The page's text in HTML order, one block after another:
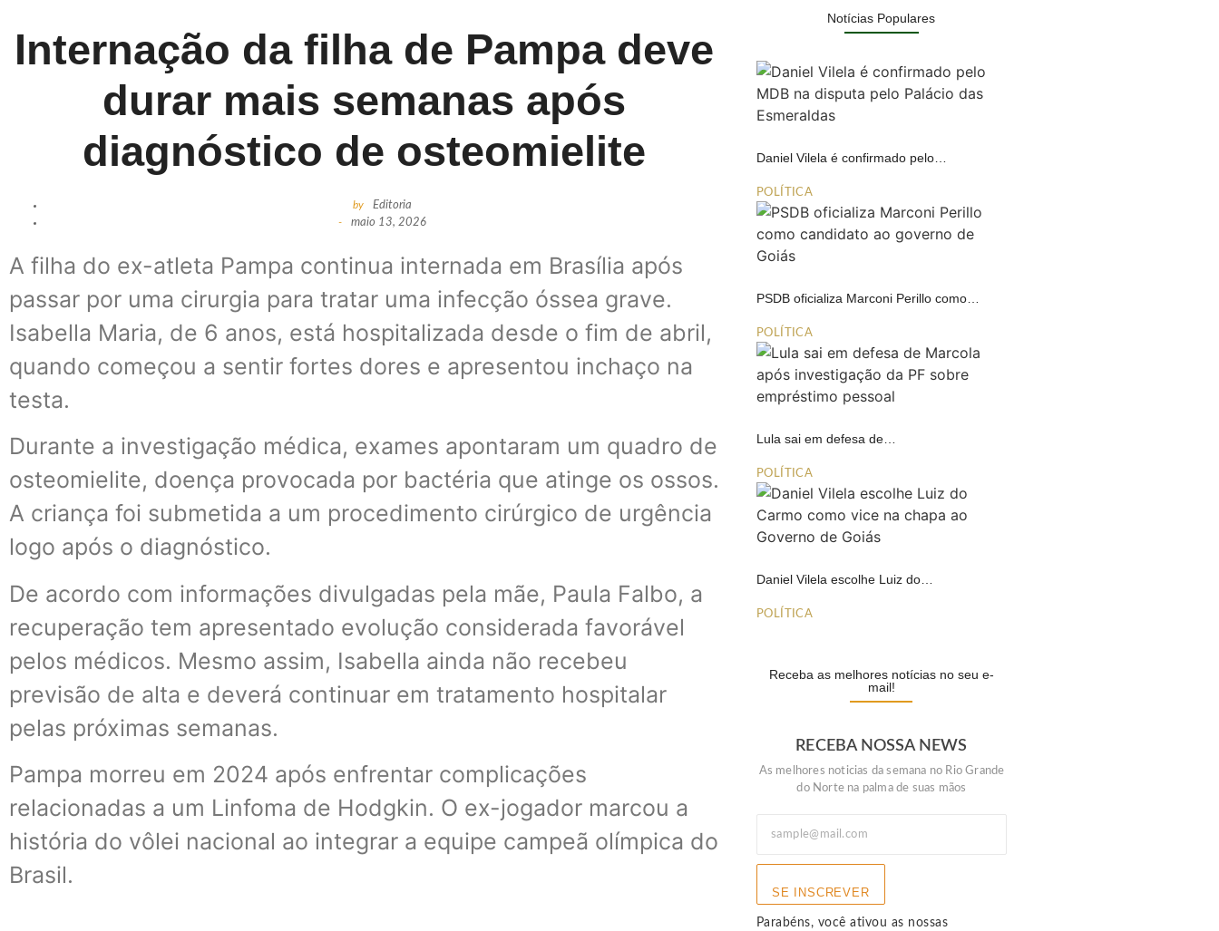
Internação da filha de Pampa deve
durar mais semanas após
diagnóstico de osteomielite
by Editoria
- maio 13, 2026
A filha do ex-atleta Pampa continua internada em Brasília após
passar por uma cirurgia para tratar uma infecção óssea grave.
Isabella Maria, de 6 anos, está hospitalizada desde o fim de abril,
quando começou a sentir fortes dores e apresentou inchaço na
testa.
Durante a investigação médica, exames apontaram um quadro de
osteomielite, doença provocada por bactéria que atinge os ossos.
A criança foi submetida a um procedimento cirúrgico de urgência
logo após o diagnóstico.
De acordo com informações divulgadas pela mãe, Paula Falbo, a
recuperação tem apresentado evolução considerada favorável
pelos médicos. Mesmo assim, Isabella ainda não recebeu
previsão de alta e deverá continuar em tratamento hospitalar
pelas próximas semanas.
Pampa morreu em 2024 após enfrentar complicações
relacionadas a um Linfoma de Hodgkin. O ex-jogador marcou a
história do vôlei nacional ao integrar a equipe campeã olímpica do
Brasil.
Notícias Populares
Daniel Vilela é confirmado pelo…
POLÍTICA
PSDB oficializa Marconi Perillo como…
POLÍTICA
Lula sai em defesa de…
POLÍTICA
Daniel Vilela escolhe Luiz do…
POLÍTICA
Receba as melhores notícias no seu e-
mail!
RECEBA NOSSA NEWS
As melhores noticias da semana no Rio Grande
do Norte na palma de suas mãos
SE INSCREVER
Parabéns, você ativou as nossas